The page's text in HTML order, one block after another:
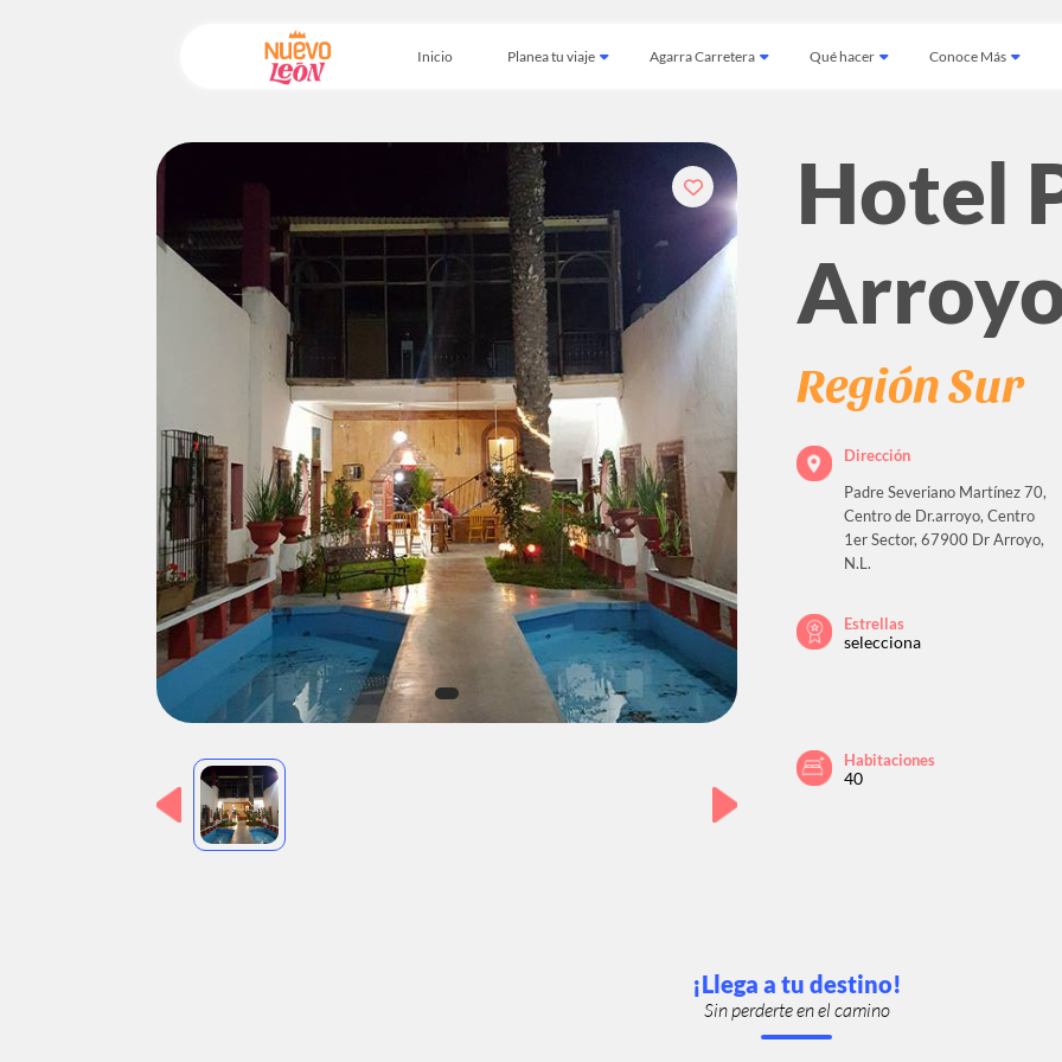
Inicio Planea tu viaje Agarra Carretera Qué hacer Conoce Más
Hotel
Región Sur
Dirección
Padre Severiano Martínez 70,
Centro de Dr.arroyo, Centro
1er Sector, 67900 Dr Arroyo,
N.L.
Estrellas
selecciona
Habitaciones
40
¡Llega a tu destino!
Sin perderte en el camino